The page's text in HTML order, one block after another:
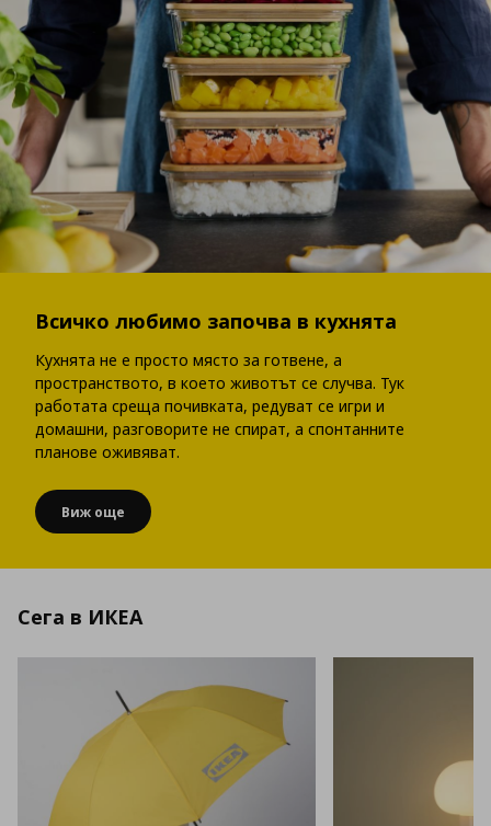
Всичко любимо започва в кухнята
Кухнята не е просто място за готвене, а
пространството, в което животът се случва. Тук
работата среща почивката, редуват се игри и
домашни, разговорите не спират, а спонтанните
планове оживяват.
Виж още
Сега в ИКЕА